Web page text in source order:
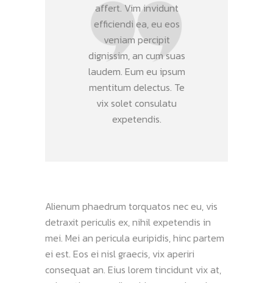
affert. Vim invidunt
efficiendi ea, eu eos
veniam percipit
dignissim, an cum suas
laudem. Eum eu ipsum
mentitum delectus. Te
vix solet consulatu
expetendis.
Alienum phaedrum torquatos nec eu, vis
detraxit periculis ex, nihil expetendis in
mei. Mei an pericula euripidis, hinc partem
ei est. Eos ei nisl graecis, vix aperiri
consequat an. Eius lorem tincidunt vix at,